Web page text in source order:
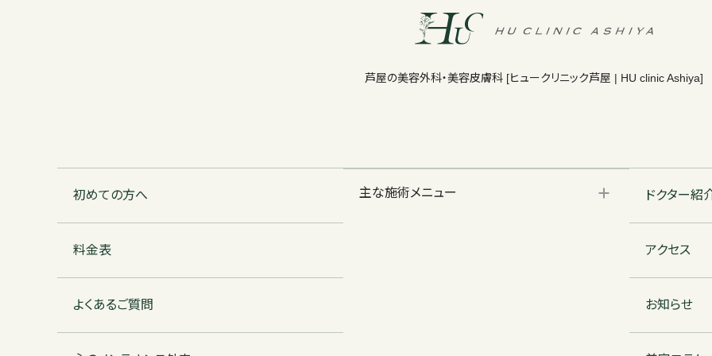
芦屋の美容外科・美容皮膚科 [ヒュークリニック芦屋 | HU clinic Ashiya]
初めての方へ
料金表
よくあるご質問
主な施術メニュー ドクター紹
アクセス
お知らせ